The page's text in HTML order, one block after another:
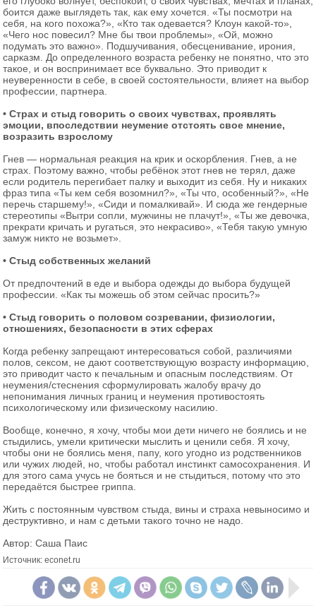
боится даже выглядеть так, как ему хочется. «Ты посмотри на
себя, на кого похожа?», «Кто так одевается? Клоун какой-то»,
«Чего нос повесил? Мне бы твои проблемы», «Ой, можно
подумать это важно». Подшучивания, обесценивание, ирония,
сарказм. До определенного возраста ребенку не понятно, что это
такое, и он воспринимает все буквально. Это приводит к
неуверенности в себе, в своей состоятельности, влияет на выбор
профессии, партнера.
• Страх и стыд говорить о своих чувствах, проявлять
эмоции, впоследствии неумение отстоять свое мнение,
возразить взрослому
Гнев — нормальная реакция на крик и оскорбления. Гнев, а не
страх. Поэтому важно, чтобы ребёнок этот гнев не терял, даже
если родитель перегибает палку и выходит из себя. Ну и никаких
фраз типа «Ты кем себя возомнил?», «Ты что, особенный?», «Не
перечь старшему!», «Сиди и помалкивай». И сюда же гендерные
стереотипы «Вытри сопли, мужчины не плачут!», «Ты же девочка,
прекрати кричать и ругаться, это некрасиво», «Тебя такую умную
замуж никто не возьмет».
• Стыд собственных желаний
От предпочтений в еде и выбора одежды до выбора будущей
профессии. «Как ты можешь об этом сейчас просить?»
• Стыд говорить о половом созревании, физиологии,
отношениях, безопасности в этих сферах
Когда ребенку запрещают интересоваться собой, различиями
полов, сексом, не дают соответствующую возрасту информацию,
это приводит часто к печальным и опасным последствиям. От
неумения/стеснения сформулировать жалобу врачу до
непонимания личных границ и неумения противостоять
психологическому или физическому насилию.
Вообще, конечно, я хочу, чтобы мои дети ничего не боялись и не
стыдились, умели критически мыслить и ценили себя. Я хочу,
чтобы они не боялись меня, папу, кого угодно из родственников
или чужих людей, но, чтобы работал инстинкт самосохранения. И
для этого сама учусь не бояться и не стыдиться, потому что это
передаётся быстрее гриппа.
Жить с постоянным чувством стыда, вины и страха невыносимо и
деструктивно, и нам с детьми такого точно не надо.
Автор: Саша Паис
Источник: econet.ru